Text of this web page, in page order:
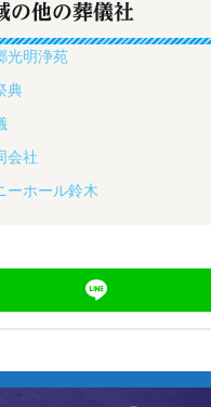
の他の葬儀社
光明浄苑
典
会社
ーホール鈴木